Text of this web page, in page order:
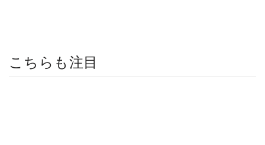
こちらも注目